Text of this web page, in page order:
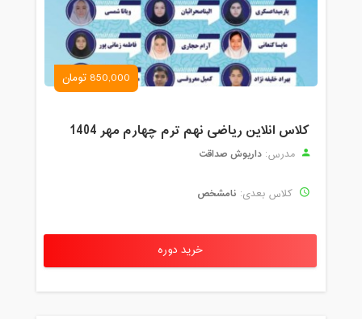
850,000 تومان
کلاس انلاین ریاضی نهم ترم چهارم مهر 1404
مدرس: داریوش صداقت
کلاس بعدی: نامشخص
خرید دوره